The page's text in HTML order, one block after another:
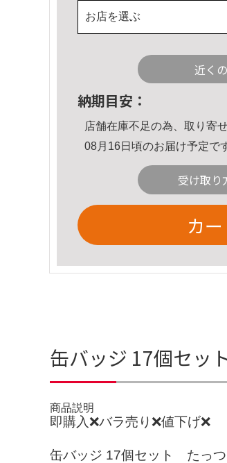
お店を選ぶ
近く
納期目安：
店舗在庫不足の為、取り寄
08月16日頃のお届け予定で
受け取り
カ
缶バッジ 17個セ
商品説明
即購入❌バラ売り❌値下げ❌
缶バッジ 17個セット たっ